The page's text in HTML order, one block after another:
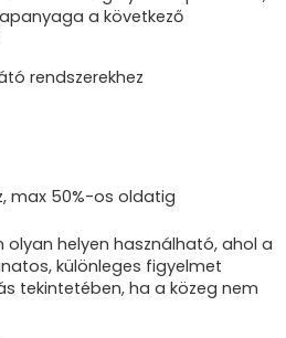
a következő
rendszerekhez
max 50%-os oldatig
helyen használható, ahol a
különleges figyelmet
tekintetében, ha a közeg nem